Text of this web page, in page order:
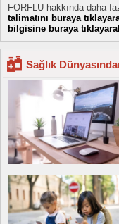
FORFLU hakkında daha
talimatını buraya
bilgisine buraya
Sağlık